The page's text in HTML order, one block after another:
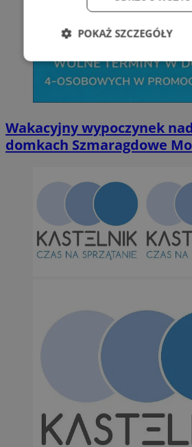
Wakacyjny wypoczynek
domkach Szmaragdowe
POKAŻ SZCZEGÓŁY
Niezbędne
Niezbędne Wydajność
Niezbędne pliki cookie
takich jak logowanie
można prawidłowo korzystać ze
SessID
QeSessID
VISITOR_PRIVACY_METADATA